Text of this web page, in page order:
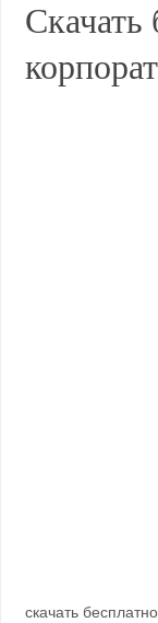
Скачать
скачать